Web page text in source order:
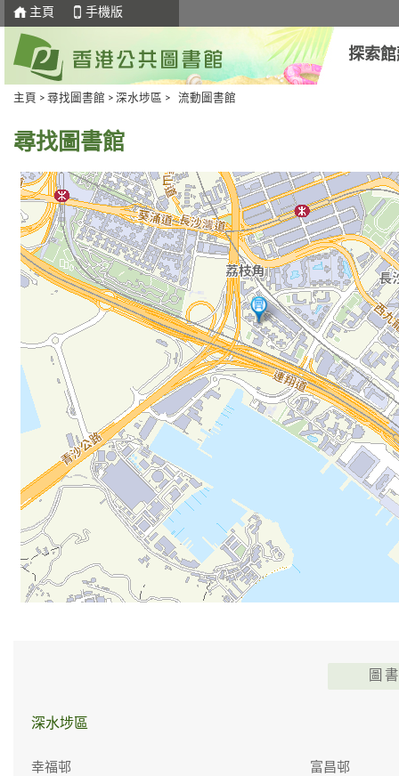
主頁 手機版
探索
主頁 > 尋找圖書館 > 深水埗區 > 流動圖書館
尋找圖書館
圖
深水埗區
幸福邨 富昌邨